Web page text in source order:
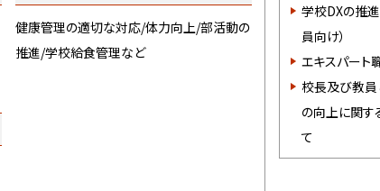
健康管理の適切な対応/体力向上/部活動の
推進/学校給食管理など
学校DXの推進
員向け）
エキスパート
校長及び教員
の向上に関す
て